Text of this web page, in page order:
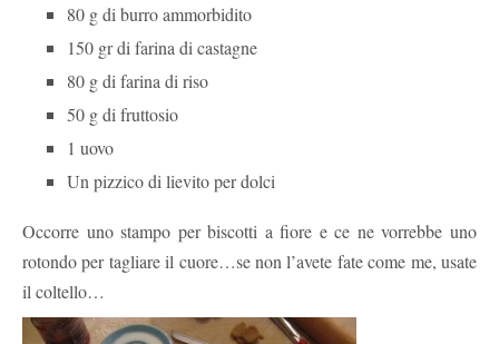
80 g di burro ammorbidito
150 gr di farina di castagne
80 g di farina di riso
50 g di fruttosio
1 uovo
Un pizzico di lievito per dolci
Occorre uno stampo per biscotti a fiore e ce ne vorrebbe uno
rotondo per tagliare il cuore…se non l’avete fate come me, usate
il coltello…